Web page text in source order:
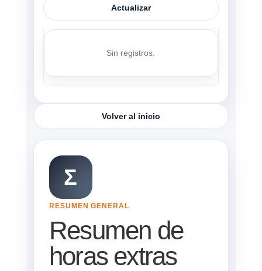
Actualizar
Sin registros.
Volver al inicio
Σ
RESUMEN GENERAL
Resumen de
horas extras